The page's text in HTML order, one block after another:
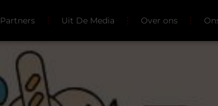
Partners Uit De Media Over ons